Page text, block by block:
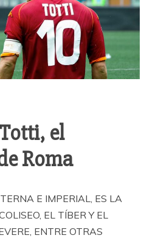
el
Roma
E IMPERIAL, ES LA
EL TÍBER Y EL
ENTRE OTRAS